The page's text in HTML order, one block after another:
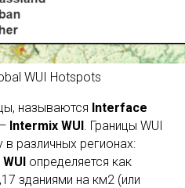
WUI Hotspots
называются Interface
Intermix WUI. Границы WUI
различных регионах:
определяется как
зданиями на км2 (или